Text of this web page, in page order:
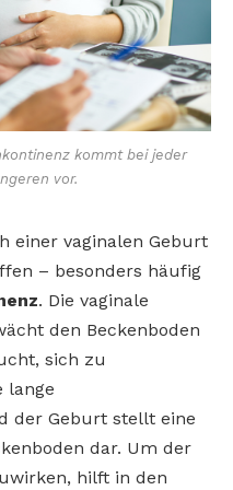
kommt bei jeder
vor.
einer vaginalen Geburt
– besonders häufig
. Die vaginale
den Beckenboden
sich zu
lange
der Geburt stellt eine
dar. Um der
hilft in den